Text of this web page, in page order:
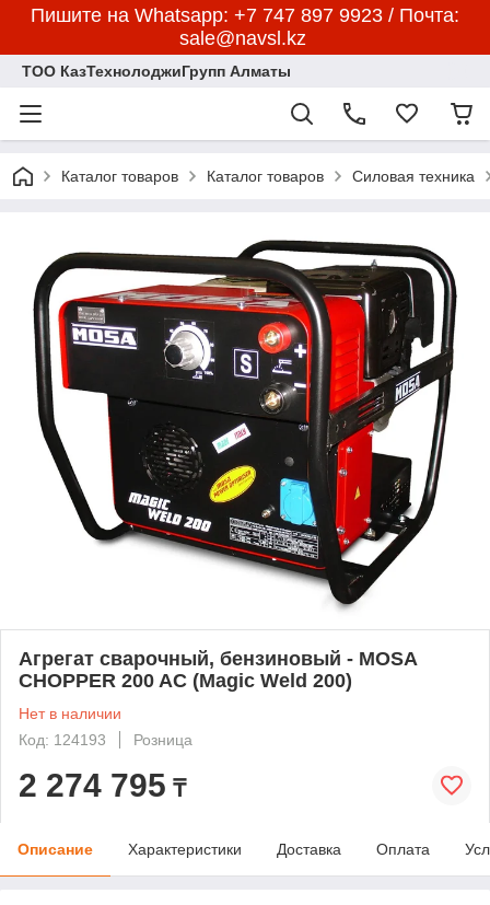
Пишите на Whatsapp: +7 747 897 9923 / Почта:
sale@navsl.kz
ТОО КазТехнолоджиГрупп Алматы
Каталог товаров Каталог товаров Силовая техника
Агрегат сварочный, бензиновый - MOSA
CHOPPER 200 AC (Magic Weld 200)
Нет в наличии
Код: 124193
Розница
2 274 795 ₸
Описание Характеристики Доставка Оплата